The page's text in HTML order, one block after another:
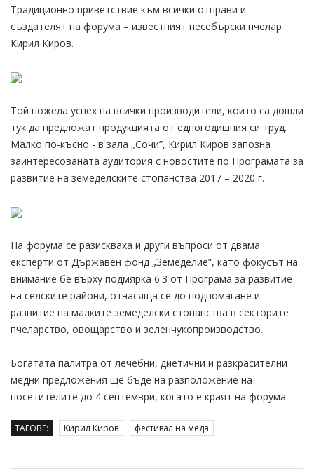
Традиционно приветствие към всички отправи и
създателят на форума – известният несебърски пчелар
Кирил Киров.
Той пожела успех на всички производители, които са дошли
тук да предложат продукцията от едногодишния си труд.
Малко по-късно - в зала „Сочи”, Кирил Киров запозна
заинтересованата аудитория с новостите по Програмата за
развитие на земеделските стопанства 2017 – 2020 г.
На форума се разискваха и други въпроси от двама
експерти от Държавен фонд „Земеделие”, като фокусът на
внимание бе върху подмярка 6.3 от Програма за развитие
на селските райони, отнасяща се до подпомагане и
развитие на малките земеделски стопанства в секторите
пчеларство, овощарство и зеленчукопроизводство.
Богатата палитра от лечебни, диетични и разкрасителни
медни предложения ще бъде на разположение на
посетителите до 4 септември, когато е краят на форума.
ТАГОВЕ: Кирил Киров фестивал на меда